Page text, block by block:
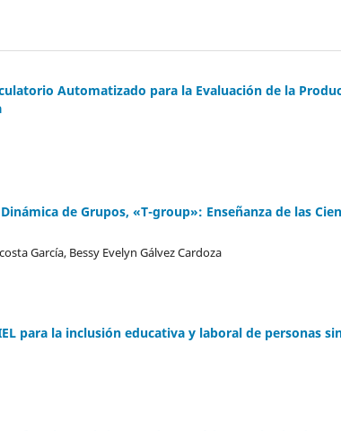
Automatizado para la Evaluación de la
de Grupos, «T-group»: Enseñanza de las
García, Bessy Evelyn Gálvez Cardoza
para la inclusión educativa y laboral de personas